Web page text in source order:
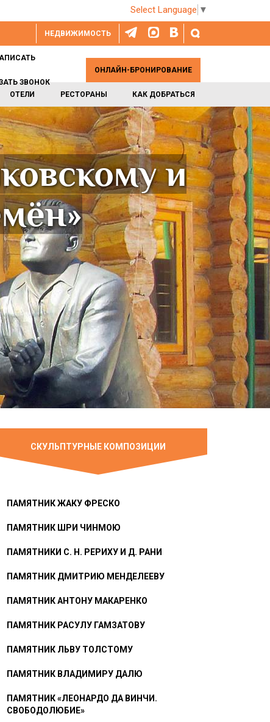
Select Language ▼
НЕДВИЖИМОСТЬ
ОТЕЛИ РЕСТОРАНЫ КАК ДОБРАТЬСЯ
ЗВОНОК
ОНЛАЙН-БРОНИРОВАНИЕ
и
СКУЛЬПТУРНЫЕ КОМПОЗИЦИИ
ПАМЯТНИК ЖАКУ ФРЕСКО
ПАМЯТНИК ШРИ ЧИНМОЮ
ПАМЯТНИКИ С. Н. РЕРИХУ И Д. РАНИ
ПАМЯТНИК ДМИТРИЮ МЕНДЕЛЕЕВУ
ПАМЯТНИК АНТОНУ МАКАРЕНКО
ПАМЯТНИК РАСУЛУ ГАМЗАТОВУ
ПАМЯТНИК ЛЬВУ ТОЛСТОМУ
ПАМЯТНИК ВЛАДИМИРУ ДАЛЮ
ПАМЯТНИК «ЛЕОНАРДО ДА ВИНЧИ.
СВОБОДОЛЮБИЕ»